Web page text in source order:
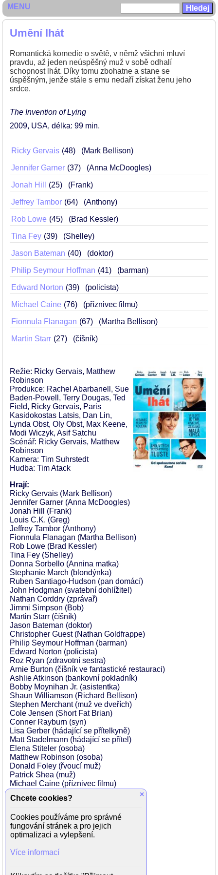
Umění lhát
Romantická komedie o světě, v němž všichni mluví
pravdu, až jeden neúspěšný muž v sobě odhalí
schopnost lhát. Díky tomu zbohatne a stane se
úspěšným, jenže stále s emu nedaří získat ženu jeho
srdce.
The Invention of Lying
2009 USA délka: 99 min
Ricky Gervais 48 (Mark Bellison)
Jennifer Garner 37 (Anna McDoogles)
Jonah Hill 25 (Frank)
Jeffrey Tambor 64 (Anthony)
Rob Lowe 45 (Brad Kessler)
Tina Fey 39 (Shelley)
Jason Bateman 40 (doktor)
Philip Seymour Hoffman 41 (barman)
Edward Norton 39 (policista)
Michael Caine 76 (příznivec filmu)
Fionnula Flanagan 67 (Martha Bellison)
Martin Starr 27 (číšník)
Režie: Ricky Gervais, Matthew
Robinson
Produkce: Rachel Abarbanell, Sue
Baden-Powell, Terry Dougas, Ted
Field, Ricky Gervais, Paris
Kasidokostas Latsis, Dan Lin,
Lynda Obst, Oly Obst, Max Keene,
Modi Wiczyk, Asif Satchu
Scénář: Ricky Gervais, Matthew
Robinson
Kamera: Tim Suhrstedt
Hudba: Tim Atack
Hrají:
Ricky Gervais (Mark Bellison)
Jennifer Garner (Anna McDoogles)
Jonah Hill (Frank)
Louis C.K. (Greg)
Jeffrey Tambor (Anthony)
Fionnula Flanagan (Martha Bellison)
Rob Lowe (Brad Kessler)
Tina Fey (Shelley)
Donna Sorbello (Annina matka)
Stephanie March (blondýnka)
Ruben Santiago-Hudson (pan domácí)
John Hodgman (svatební dohlížitel)
Nathan Corddry (zprávař)
Jimmi Simpson (Bob)
Martin Starr (číšník)
Jason Bateman (doktor)
Christopher Guest (Nathan Goldfrappe)
Philip Seymour Hoffman (barman)
Edward Norton (policista)
Roz Ryan (zdravotní sestra)
Arnie Burton (číšník ve fantastické restauraci)
Ashlie Atkinson (bankovní pokladník)
Bobby Moynihan Jr. (asistentka)
Shaun Williamson (Richard Bellison)
Stephen Merchant (muž ve dveřích)
Cole Jensen (Short Fat Brian)
Conner Rayburn (syn)
Lisa Gerber (hádající se přítelkyně)
Matt Stadelmann (hádající se přítel)
Elena Stiteler (osoba)
Matthew Robinson (osoba)
Donald Foley (řvoucí muž)
Patrick Shea (muž)
Michael Caine (příznivec filmu)
Lance Norris (muž)
Eric André (muž)
Gene Amoroso (muž)
Armen Garo (muž)
Ellen Colton (žena)
Paul Donlon (starší muž)
MENU
×
Chcete cookies?
Cookies používáme pro správné
fungování stránek a pro jejich
optimalizaci a vylepšení.
Více informací